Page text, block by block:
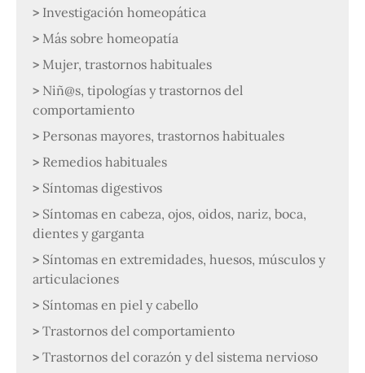
Investigación homeopática
Más sobre homeopatía
Mujer, trastornos habituales
Niñ@s, tipologías y trastornos del
comportamiento
Personas mayores, trastornos habituales
Remedios habituales
Síntomas digestivos
Síntomas en cabeza, ojos, oidos, nariz, boca,
dientes y garganta
Síntomas en extremidades, huesos, músculos y
articulaciones
Síntomas en piel y cabello
Trastornos del comportamiento
Trastornos del corazón y del sistema nervioso